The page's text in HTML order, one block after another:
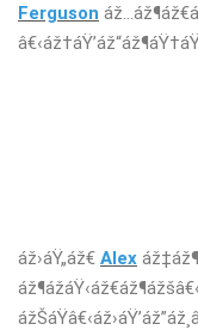
Ferguson
áž›áŸ„áž€ Alex
áž¶ážáŸ‹áž€áž¶ážšâ€‹